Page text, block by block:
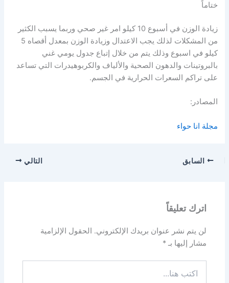
ختاماً
زيادة الوزن في أسبوع 10 كيلو امر غير صحي وربما يسبب الكثير
من المشكلات لذلك يجب الاعتدال وزيادة الوزن بمعدل أقصاه 5
كيلو في اسبوع وذلك يتم من خلال إتباع جدول يومي غني
بالبروتينات والدهون الصحية والألياف والكربوهيدرات التي تساعد
على تراكم السعرات الحرارية في الجسم.
المصادر:
مجلة انا حواء
السابق التالي
اترك تعليقاً
لن يتم نشر عنوان بريدك الإلكتروني. الحقول الإلزامية
مشار إليها بـ*
هنا...